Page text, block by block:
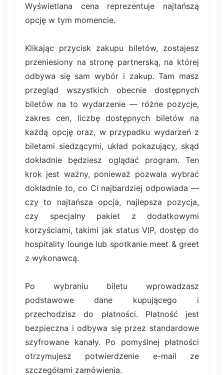
Wyświetlana cena reprezentuje najtańszą
opcję w tym momencie.
Klikając przycisk zakupu biletów, zostajesz
przeniesiony na stronę partnerską, na której
odbywa się sam wybór i zakup. Tam masz
przegląd wszystkich obecnie dostępnych
biletów na to wydarzenie — różne pozycje,
zakres cen, liczbę dostępnych biletów na
każdą opcję oraz, w przypadku wydarzeń z
biletami siedzącymi, układ pokazujący, skąd
dokładnie będziesz oglądać program. Ten
krok jest ważny, ponieważ pozwala wybrać
dokładnie to, co Ci najbardziej odpowiada —
czy to najtańsza opcja, najlepsza pozycja,
czy specjalny pakiet z dodatkowymi
korzyściami, takimi jak status VIP, dostęp do
hospitality lounge lub spotkanie meet & greet
z wykonawcą.
Po wybraniu biletu wprowadzasz
podstawowe dane kupującego i
przechodzisz do płatności. Płatność jest
bezpieczna i odbywa się przez standardowe
szyfrowane kanały. Po pomyślnej płatności
otrzymujesz potwierdzenie e-mail ze
szczegółami zamówienia.